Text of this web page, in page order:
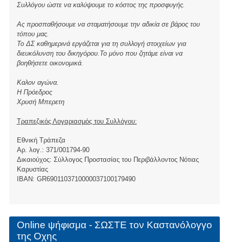
Συλλόγου ώστε να καλύψουμε το κόστος της προσφυγής.
Ας προσπαθήσουμε να σταματήσουμε την αδικία σε βάρος του
τόπου μας.
Το ΔΣ καθημερινά εργάζεται για τη συλλογή στοιχείων για
διευκόλυνση του δικηγόρου.Το μόνο που ζητάμε είναι να
βοηθήσετε οικονομικά.
Καλον αγώνα.
Η Πρόεδρος
Χρυσή Μπερετη
Τραπεζικός Λογαριασμός του Συλλόγου:
Εθνική Τράπεζα
Αρ. λογ.: 371/001794-90
Δικαιούχος: Σύλλογος Προστασίας του Περιβάλλοντος Νότιας
Καρυστίας
ΙBAN: GR6901103710000037100179490
Online ψήφισμα - ΣΩΣΤΕ τον Καστανόλογγο
της Οχης